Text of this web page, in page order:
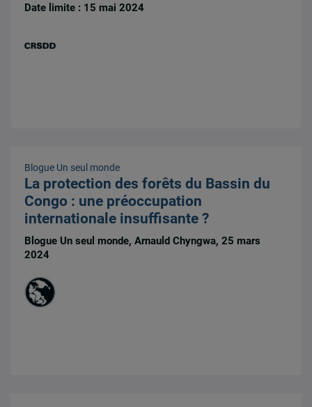
Date limite : 15 mai 2024
Blogue Un seul monde
La protection des forêts du Bassin du
Congo : une préoccupation
internationale insuffisante ?
Blogue Un seul monde, Arnauld Chyngwa, 25 mars
2024